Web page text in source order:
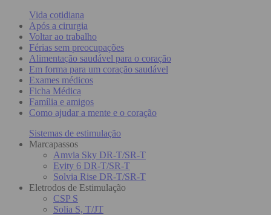
Vida cotidiana
Após a cirurgia
Voltar ao trabalho
Férias sem preocupações
Alimentação saudável para o coração
Em forma para um coração saudável
Exames médicos
Ficha Médica
Família e amigos
Como ajudar a mente e o coração
Sistemas de estimulação
Marcapassos
Amvia Sky DR-T/SR-T
Evity 6 DR-T/SR-T
Solvia Rise DR-T/SR-T
Eletrodos de Estimulação
CSP S
Solia S, T/JT